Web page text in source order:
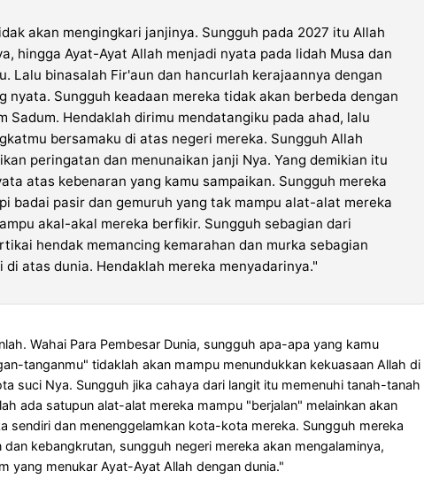
akan mengingkari janjinya. Sungguh pada 2027 itu Allah
hingga Ayat-Ayat Allah menjadi nyata pada lidah Musa dan
Lalu binasalah Fir'aun dan hancurlah kerajaannya dengan
nyata. Sungguh keadaan mereka tidak akan berbeda dengan
Sadum. Hendaklah dirimu mendatangiku pada ahad, lalu
bersamaku di atas negeri mereka. Sungguh Allah
peringatan dan menunaikan janji Nya. Yang demikian itu
atas kebenaran yang kamu sampaikan. Sungguh mereka
badai pasir dan gemuruh yang tak mampu alat-alat mereka
akal-akal mereka berfikir. Sungguh sebagian dari
hendak memancing kemarahan dan murka sebagian
di atas dunia. Hendaklah mereka menyadarinya."
Wahai Para Pembesar Dunia, sungguh apa-apa yang kamu
tanganmu" tidaklah akan mampu menundukkan kekuasaan Allah di
suci Nya. Sungguh jika cahaya dari langit itu memenuhi tanah-tanah
ada satupun alat-alat mereka mampu "berjalan" melainkan akan
sendiri dan menenggelamkan kota-kota mereka. Sungguh mereka
kebangkrutan, sungguh negeri mereka akan mengalaminya,
yang menukar Ayat-Ayat Allah dengan dunia."